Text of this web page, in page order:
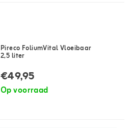
Pireco FoliumVital Vloeibaar
2,5 liter
€49,95
Op voorraad